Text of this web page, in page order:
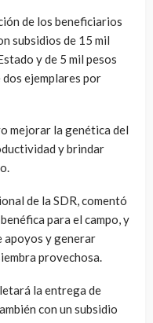
de los beneficiarios
subsidios de 15 mil
y de 5 mil pesos
ejemplares por
mejorar la genética del
y brindar
de la SDR, comentó
para el campo, y
apoyos y generar
provechosa.
la entrega de
con un subsidio